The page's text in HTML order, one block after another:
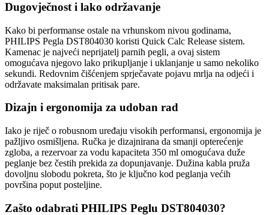
Dugovječnost i lako održavanje
Kako bi performanse ostale na vrhunskom nivou godinama,
PHILIPS Pegla DST804030 koristi Quick Calc Release sistem.
Kamenac je najveći neprijatelj parnih pegli, a ovaj sistem
omogućava njegovo lako prikupljanje i uklanjanje u samo nekoliko
sekundi. Redovnim čišćenjem sprječavate pojavu mrlja na odjeći i
održavate maksimalan pritisak pare.
Dizajn i ergonomija za udoban rad
Iako je riječ o robusnom uređaju visokih performansi, ergonomija je
pažljivo osmišljena. Ručka je dizajnirana da smanji opterećenje
zgloba, a rezervoar za vodu kapaciteta 350 ml omogućava duže
peglanje bez čestih prekida za dopunjavanje. Dužina kabla pruža
dovoljnu slobodu pokreta, što je ključno kod peglanja većih
površina poput posteljine.
Zašto odabrati PHILIPS Peglu DST804030?